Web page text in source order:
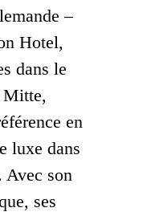
–
Hotel,
dans le
Mitte,
en
luxe dans
Avec son
ses